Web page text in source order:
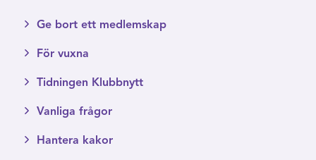
Ge bort ett medlemskap
För vuxna
Tidningen Klubbnytt
Vanliga frågor
Hantera kakor